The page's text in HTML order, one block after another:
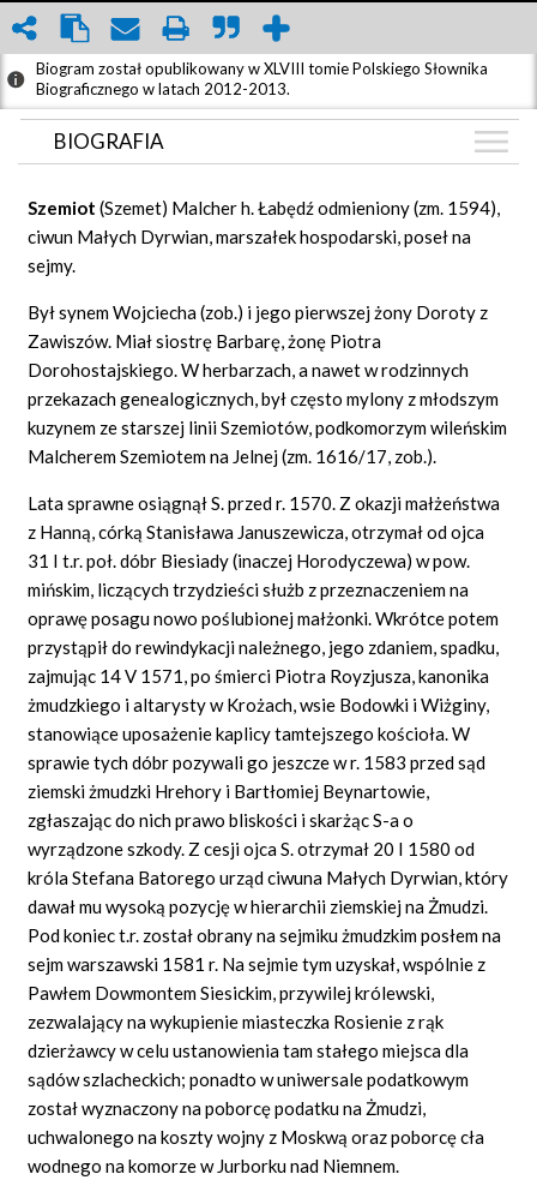
Biogram został opublikowany w XLVIII tomie Polskiego Słownika
Biograficznego w latach 2012-2013.
BIOGRAFIA
GRAF POWIĄZAŃ
DYSKUSJA
Szemiot (Szemet) Malcher h. Łabędź odmieniony (zm. 1594),
ciwun Małych Dyrwian, marszałek hospodarski, poseł na
sejmy.
Był synem Wojciecha (zob.) i jego pierwszej żony Doroty z
Zawiszów. Miał siostrę Barbarę, żonę Piotra
Dorohostajskiego. W herbarzach, a nawet w rodzinnych
przekazach genealogicznych, był często mylony z młodszym
kuzynem ze starszej linii Szemiotów, podkomorzym wileńskim
Malcherem Szemiotem na Jelnej (zm. 1616/17, zob.).
Lata sprawne osiągnął S. przed r. 1570. Z okazji małżeństwa
z Hanną, córką Stanisława Januszewicza, otrzymał od ojca
31 I t.r. poł. dóbr Biesiady (inaczej Horodyczewa) w pow.
mińskim, liczących trzydzieści służb z przeznaczeniem na
oprawę posagu nowo poślubionej małżonki. Wkrótce potem
przystąpił do rewindykacji należnego, jego zdaniem, spadku,
zajmując 14 V 1571, po śmierci Piotra Royzjusza, kanonika
żmudzkiego i altarysty w Krożach, wsie Bodowki i Wiżginy,
stanowiące uposażenie kaplicy tamtejszego kościoła. W
sprawie tych dóbr pozywali go jeszcze w r. 1583 przed sąd
ziemski żmudzki Hrehory i Bartłomiej Beynartowie,
zgłaszając do nich prawo bliskości i skarżąc S-a o
wyrządzone szkody. Z cesji ojca S. otrzymał 20 I 1580 od
króla Stefana Batorego urząd ciwuna Małych Dyrwian, który
dawał mu wysoką pozycję w hierarchii ziemskiej na Żmudzi.
Pod koniec t.r. został obrany na sejmiku żmudzkim posłem na
sejm warszawski 1581 r. Na sejmie tym uzyskał, wspólnie z
Pawłem Dowmontem Siesickim, przywilej królewski,
zezwalający na wykupienie miasteczka Rosienie z rąk
dzierżawcy w celu ustanowienia tam stałego miejsca dla
sądów szlacheckich; ponadto w uniwersale podatkowym
został wyznaczony na poborcę podatku na Żmudzi,
uchwalonego na koszty wojny z Moskwą oraz poborcę cła
wodnego na komorze w Jurborku nad Niemnem.